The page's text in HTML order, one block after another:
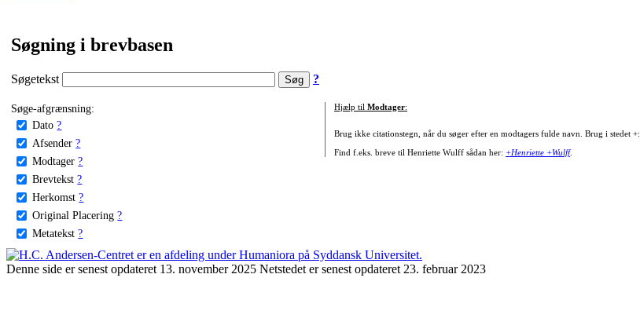
Søgning i brevbasen
Søgetekst ?
Søge-afgrænsning:
Dato ?
Afsender ?
Modtager ?
Brevtekst ?
Herkomst ?
Original Placering ?
Metatekst ?
Hjælp til Modtager:
Brug ikke citationstegn, når du søger efter en modtagers fulde navn. Brug i stedet +:
Find f.eks. breve til Henriette Wulff sådan her: +Henriette +Wulff.
Denne side er senest opdateret 13. november 2025 Netstedet er senest opdateret 23. februar 2023